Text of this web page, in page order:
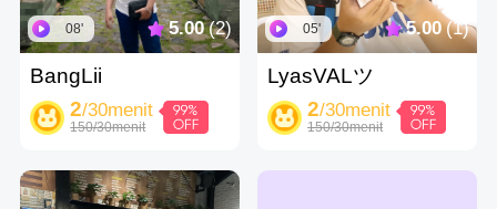
08' 5.00(2)
BangLii
2/30menit
150/30menit
05' 5.00(1)
LyasVALツ
2/30menit
150/30menit